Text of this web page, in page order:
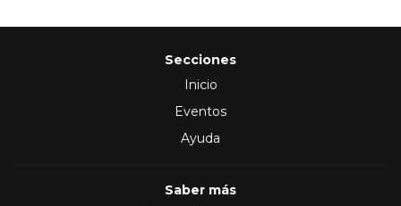
Secciones
Inicio
Eventos
Ayuda
Saber más